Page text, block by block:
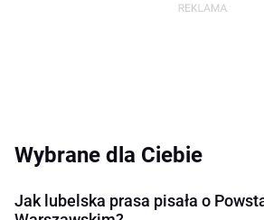
Wybrane dla Ciebie
Jak lubelska prasa pisała o